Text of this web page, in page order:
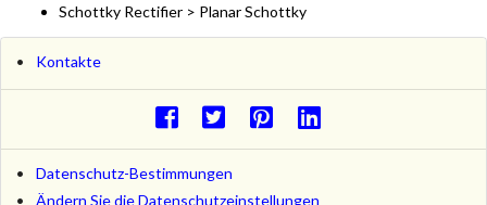
Schottky Rectifier > Planar Schottky
Kontakte
Datenschutz-Bestimmungen
Ändern Sie die Datenschutzeinstellungen